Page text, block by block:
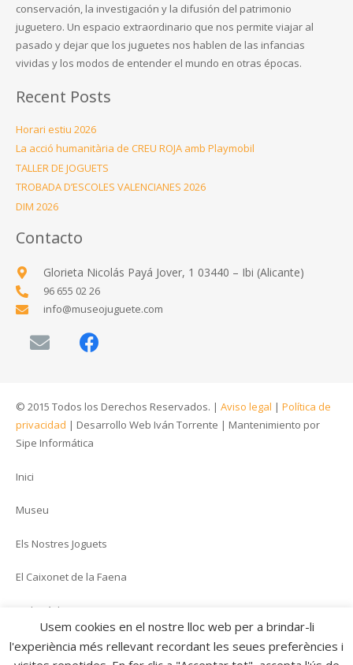
conservación, la investigación y la difusión del patrimonio
juguetero. Un espacio extraordinario que nos permite viajar al
pasado y dejar que los juguetes nos hablen de las infancias
vividas y los modos de entender el mundo en otras épocas.
Recent Posts
Horari estiu 2026
La acció humanitària de CREU ROJA amb Playmobil
TALLER DE JOGUETS
TROBADA D’ESCOLES VALENCIANES 2026
DIM 2026
Contacto
Glorieta Nicolás Payá Jover, 1 03440 – Ibi (Alicante)
96 655 02 26
info@museojuguete.com
© 2015 Todos los Derechos Reservados. | Aviso legal | Política de
privacidad | Desarrollo Web Iván Torrente | Mantenimiento por
Sipe Informática
Inici
Museu
Els Nostres Joguets
El Caixonet de la Faena
Multimèdia
Preguntes
Usem cookies en el nostre lloc web per a brindar-li
l'experiència més rellevant recordant les seues preferències i